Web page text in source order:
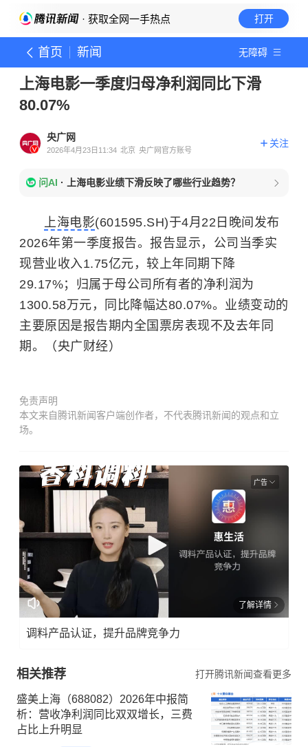
· 获取全网一手热点 打开
首页 新闻 无障碍
上海电影一季度归母净利润同比下滑
80.07%
央广网
2026年4月23日11:34 北京 央广网官方账号
关注
问AI · 上海电影业绩下滑反映了哪些行业趋势？
上海电影(601595.SH)于4月22日晚间发布
2026年第一季度报告。报告显示，公司当季实
现营业收入1.75亿元，较上年同期下降
29.17%；归属于母公司所有者的净利润为
1300.58万元，同比降幅达80.07%。业绩变动的
主要原因是报告期内全国票房表现不及去年同
期。（央广财经）
免责声明
本文来自腾讯新闻客户端创作者，不代表腾讯新闻的观点和立
场。
广告
了解详情
调料产品认证，提升品牌竞争力
相关推荐 打开腾讯新闻查看更多
盛美上海（688082）2026年中报简
析：营收净利润同比双双增长，三费
占比上升明显